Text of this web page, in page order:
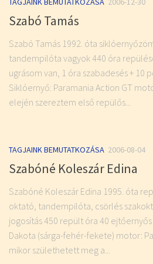
Szabó Tamás
Szabó Tamás 1992. óta
tandempilóta vagyok 440 óra
ugrásom van, 1 óra szabadesés + 10
Siklóernyő: Paramania Action GT
elején szereztem első repülős...
TAGJAINK BEMUTATKOZÁSA 2006-08-04
Szabóné Koleszár Edina
Szabóné Koleszár Edina 1995. óta
oktató, tandempilóta, csörlés
jogosítás 450 repült óra 40
Dakota (sárga-fehér-fekete) motor:
mikor születhetett meg a...